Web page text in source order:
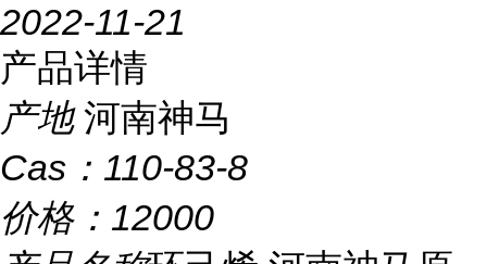
2022-11-21
产品详情
产地 河南神马
Cas： 110-83-8
价格： 12000